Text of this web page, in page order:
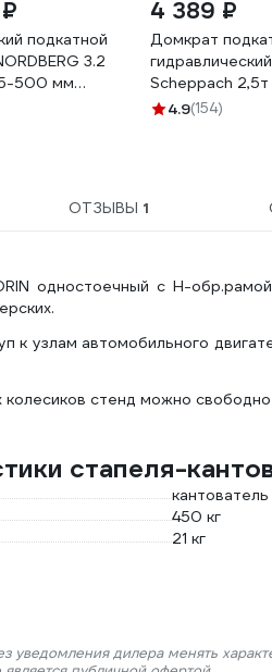
подкатной
3.2
500 мм
4 389 ₽
Домкрат
гидравлический
Scheppach
TH32505(62684)
4.9(154)
ОТЗЫВЫ 1
одностоечный с Н-
к узлам автомобильного
колесиков стенд можно
стапеля-
кантователь
450 кг
21 кг
уведомления дилера менять